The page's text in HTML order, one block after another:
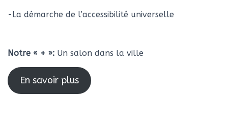
-La démarche de l’accessibilité universelle
Notre « + »: Un salon dans la ville
En savoir plus